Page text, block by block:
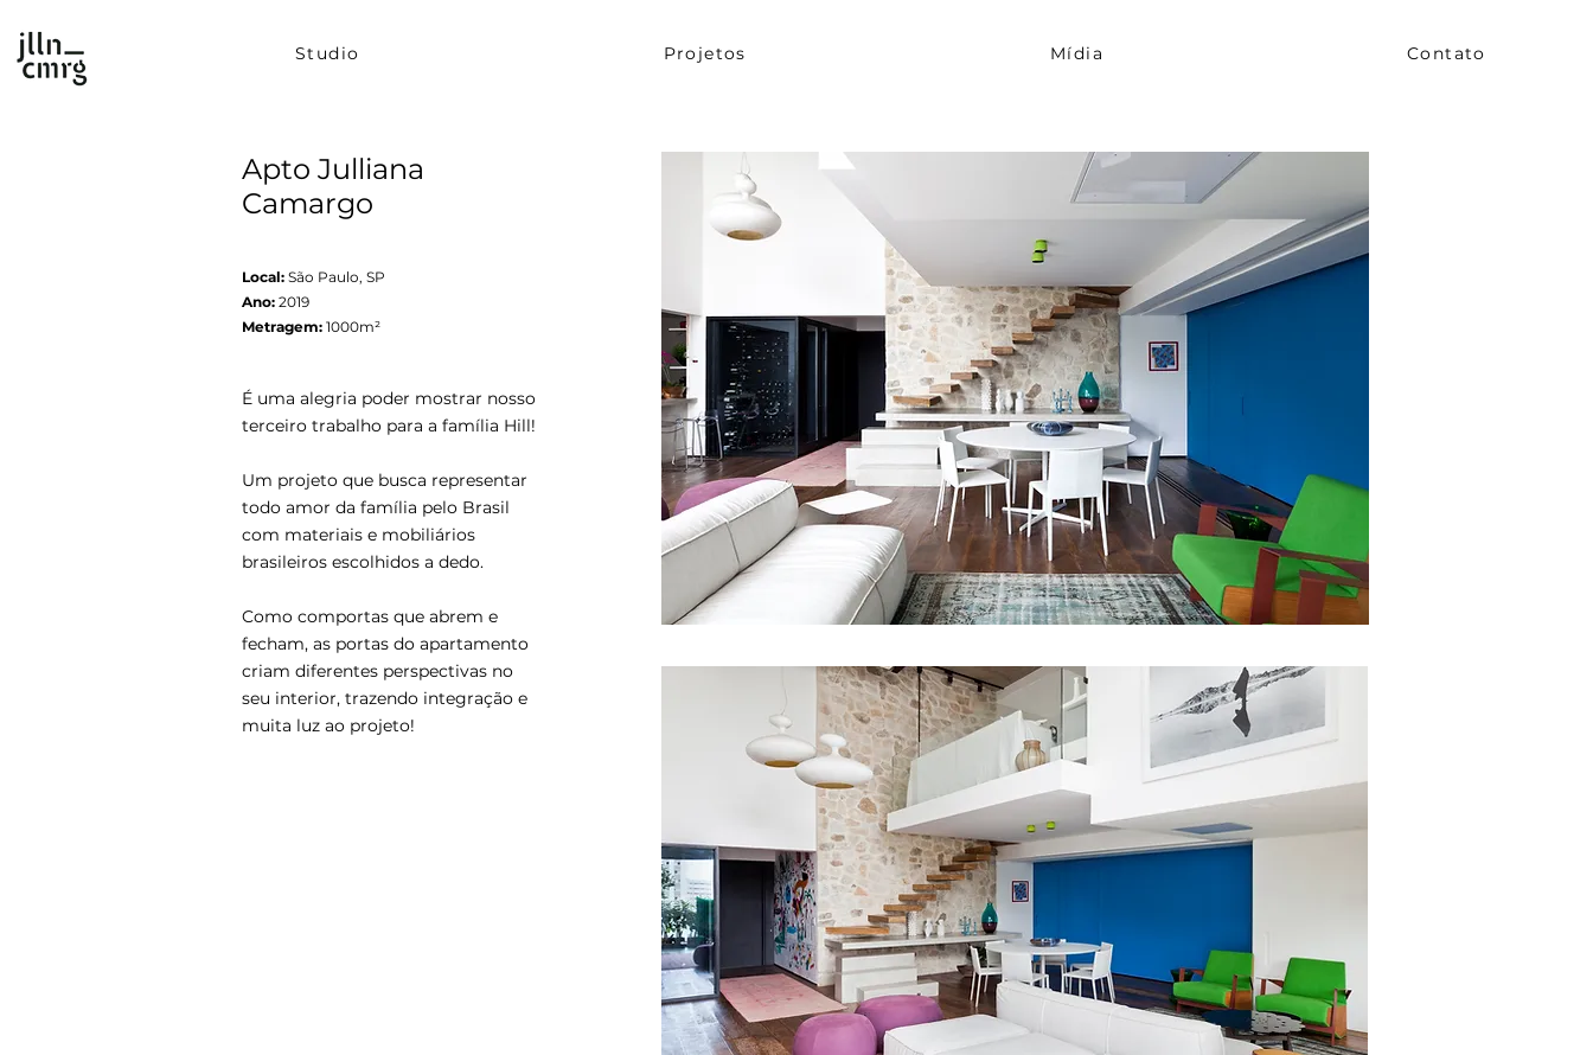
Studio Projetos Mídia Contato
Apto Julliana
Camargo
Local: São Paulo, SP
Ano: 2019
Metragem: 1000m²
É uma alegria poder mostrar nosso
terceiro trabalho para a família Hill!
Um projeto que busca representar
todo amor da família pelo Brasil
com materiais e mobiliários
brasileiros escolhidos a dedo.
Como comportas que abrem e
fecham, as portas do apartamento
criam diferentes perspectivas no
seu interior, trazendo integração e
muita luz ao projeto!